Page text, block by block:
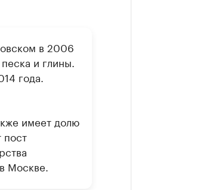
в 2006
и глины.
года.
имеет долю
Москве.